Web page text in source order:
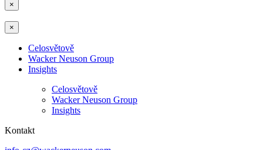
×
×
Celosvětově
Wacker Neuson Group
Insights
Celosvětově
Wacker Neuson Group
Insights
Kontakt